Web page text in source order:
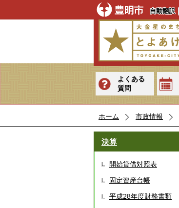
自動翻訳
よくある
質問
ホーム 市政情報
決算
開始貸借対照表
固定資産台帳
平成28年度財務書類